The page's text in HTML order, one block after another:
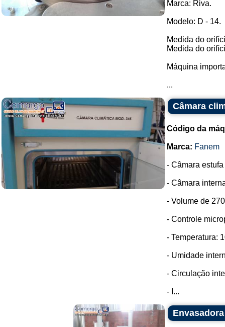
Marca: Riva.
Modelo: D - 14.
Medida do
Medida do
Máquina
...
Câmara
Código da
Marca: Fanem
- Câmara
- Câmara
- Volume de
- Controle
- Temperatura:
- Umidade
- Circulação
- I...